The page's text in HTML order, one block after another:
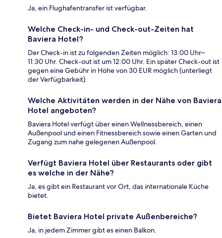
Ja, ein Flughafentransfer ist verfügbar.
Welche Check-in- und Check-out-Zeiten hat
Baviera Hotel?
Der Check-in ist zu folgenden Zeiten möglich: 13:00 Uhr–
11:30 Uhr. Check-out ist um 12:00 Uhr. Ein später Check-out ist
gegen eine Gebühr in Höhe von 30 EUR möglich (unterliegt
der Verfügbarkeit).
Welche Aktivitäten werden in der Nähe von Baviera
Hotel angeboten?
Baviera Hotel verfügt über einen Wellnessbereich, einen
Außenpool und einen Fitnessbereich sowie einen Garten und
Zugang zum nahe gelegenen Außenpool.
Verfügt Baviera Hotel über Restaurants oder gibt
es welche in der Nähe?
Ja, es gibt ein Restaurant vor Ort, das internationale Küche
bietet.
Bietet Baviera Hotel private Außenbereiche?
Ja, in jedem Zimmer gibt es einen Balkon.